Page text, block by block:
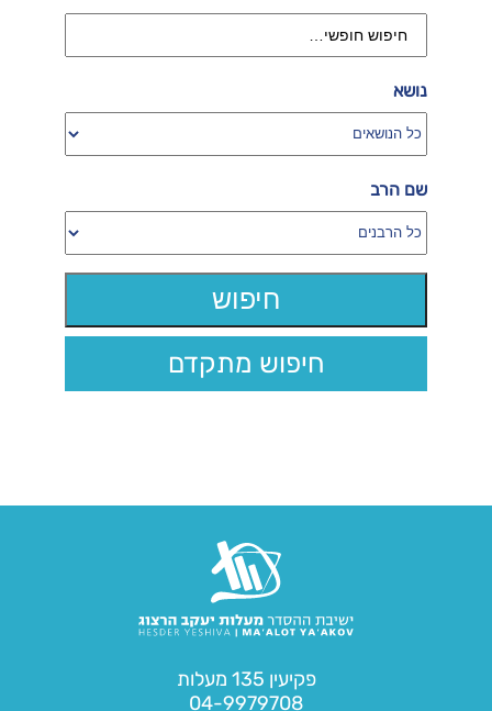
נושא
שם הרב
חיפוש מתקדם
פקיעין 135 מעלות
04-9979708